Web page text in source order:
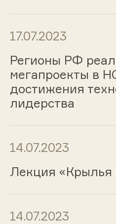
17.07.2023
Регионы РФ
мегапроекты в
достижения
лидерства
14.07.2023
Лекция «Крылья
14.07.2023